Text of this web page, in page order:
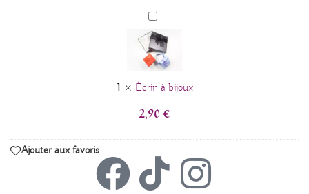
Écrin
à
bijoux
1 × Écrin à bijoux
2,90€
Ajouter aux favoris